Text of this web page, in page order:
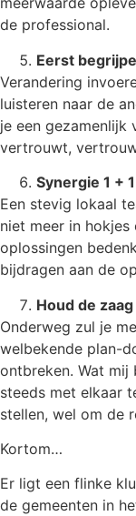
de professional.
Eerst
Verandering
luisteren naar de
je een gezamenlijk
vertrouwt,
Synergie 1 +
Een stevig lokaal
niet meer in hokjes
oplossingen
bijdragen aan de
Houd de
Onderweg zul je
welbekende plan-
ontbreken. Wat
steeds met elkaar
stellen, wel om de
Kortom…
Er ligt een flinke
de gemeenten in